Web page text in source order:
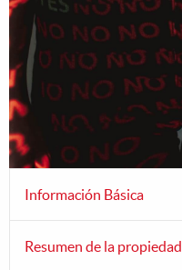
Información Básica
Resumen de la propiedad